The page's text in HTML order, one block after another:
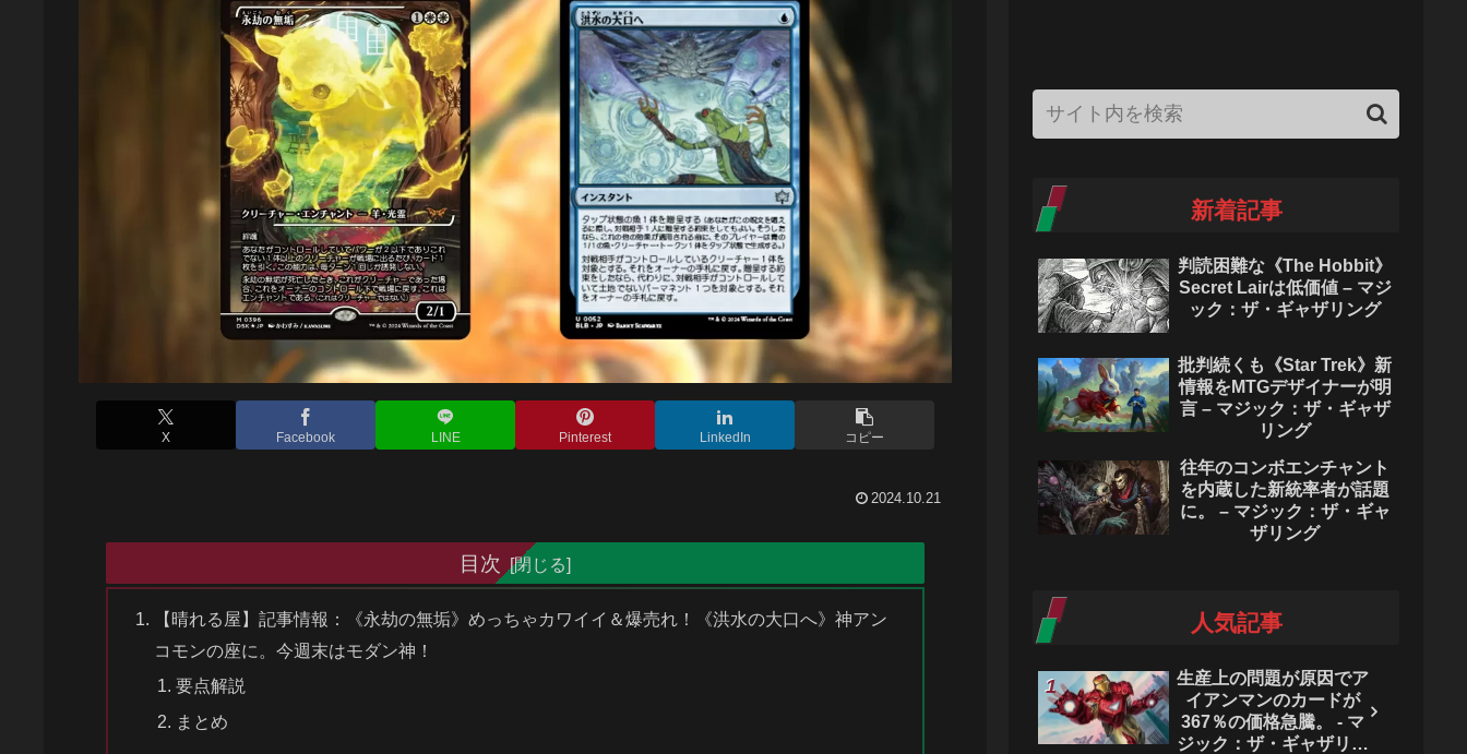
X Facebook LINE Pinterest LinkedIn コピー
2024.10.21
目次
【晴れる屋】記事情報：《永劫の無垢》めっちゃカワイイ＆爆売れ！《洪水の大口へ》神アン
コモンの座に。今週末はモダン神！
要点解説
まとめ
新着記事
判読困難な《The Hobbit》
Secret Lairは低価値 – マジ
ック：ザ・ギャザリング
批判続くも《Star Trek》新
情報をMTGデザイナーが明
言 – マジック：ザ・ギャザ
リング
往年のコンボエンチャント
を内蔵した新統率者が話題
に。 – マジック：ザ・ギャ
ザリング
人気記事
生産上の問題が原因でア
イアンマンのカードが
367％の価格急騰。 - マ
ジック：ザ・ギャザリン